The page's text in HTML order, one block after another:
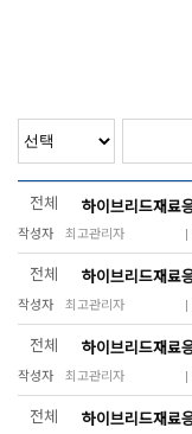
전체
최고관리자
전체
최고관리자
전체
최고관리자
전체